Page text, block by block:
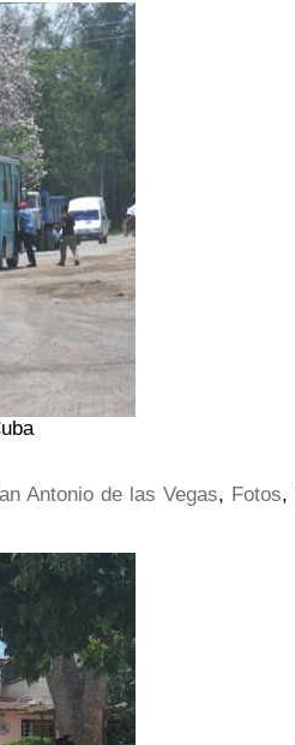
Antonio de las Vegas, Fotos,